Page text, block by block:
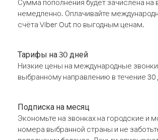
Сумма пополнения будет зачислена на
немедленно. Оплачивайте
счёта Viber Out по выгодным ценам.
Тарифы на 30 дней
Низкие цены на международные
выбранному направлению в течение 30
Подписка на месяц
Экономьте на звонках на городские и
номера выбранной страны и не